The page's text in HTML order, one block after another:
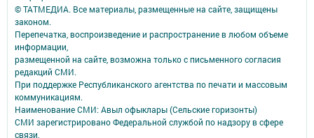
© ТАТМЕДИА. Все материалы, размещенные на сайте, защищены
законом.
Перепечатка, воспроизведение и распространение в любом объеме
информации,
размещенной на сайте, возможна только с письменного согласия
редакций СМИ.
При поддержке Республиканского агентства по печати и массовым
коммуникациям.
Наименование СМИ: Авыл офыклары (Сельские горизонты)
СМИ зарегистрировано Федеральной службой по надзору в сфере
связи,